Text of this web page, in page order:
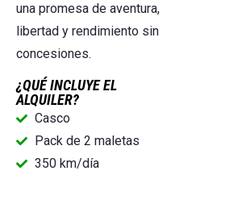
una promesa de aventura,
libertad y rendimiento sin
concesiones.
¿QUÉ INCLUYE EL
ALQUILER?
Casco
Pack de 2 maletas
350 km/día